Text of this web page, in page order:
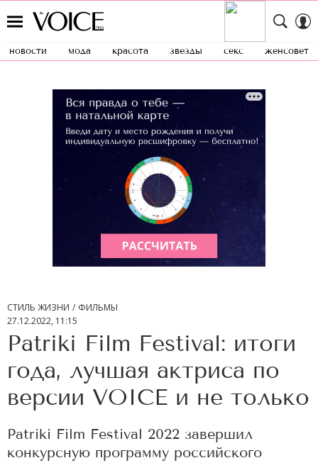
новости мода красота звезды секс женсовет
СТИЛЬ ЖИЗНИ
ФИЛЬМЫ
27.12.2022, 11:15
Patriki Film Festival: итоги
года, лучшая актриса по
версии VOICE и не только
Patriki Film Festival 2022 завершил
конкурсную программу российского